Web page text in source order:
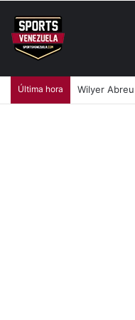
Última hora Wilyer